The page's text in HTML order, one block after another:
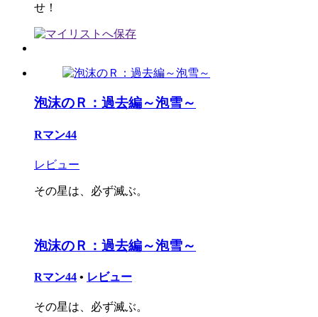
せ！
泡沫のＲ：過去編～泡雪～
Rマン44
レビュー
その星は、必ず滅ぶ。
泡沫のＲ：過去編～泡雪～
Rマン44 • レビュー
その星は、必ず滅ぶ。